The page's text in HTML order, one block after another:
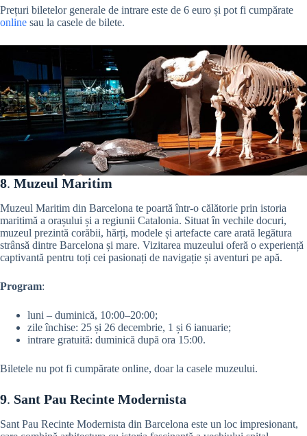
Prețuri biletelor generale de intrare este de 6 euro și pot fi cumpărate
online sau la casele de bilete.
8. Muzeul Maritim
Muzeul Maritim din Barcelona te poartă într-o călătorie prin istoria
maritimă a orașului și a regiunii Catalonia. Situat în vechile docuri,
muzeul prezintă corăbii, hărți, modele și artefacte care arată legătura
strânsă dintre Barcelona și mare. Vizitarea muzeului oferă o experiență
captivantă pentru toți cei pasionați de navigație și aventuri pe apă.
Program:
luni – duminică, 10:00–20:00;
zile închise: 25 și 26 decembrie, 1 și 6 ianuarie;
intrare gratuită: duminică după ora 15:00.
Biletele nu pot fi cumpărate online, doar la casele muzeului.
9. Sant Pau Recinte Modernista
Sant Pau Recinte Modernista din Barcelona este un loc impresionant,